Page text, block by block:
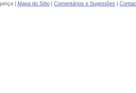
| Mapa do Sítio | Comentários e Sugestões |